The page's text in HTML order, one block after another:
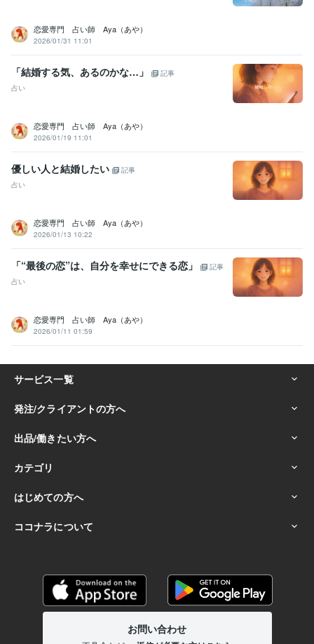
恋愛専門 占い師 Aya（あや）
2026/01/31 11:01
「結婚する気、あるのかな…」
記事
占い
恋愛専門 占い師 Aya（あや）
2026/01/19 11:01
優しい人と結婚したい
記事
占い
恋愛専門 占い師 Aya（あや）
2026/01/13 10:22
「“最後の恋”は、自分を幸せにできる恋」
記事
占い
恋愛専門 占い師 Aya（あや）
2026/01/11 01:59